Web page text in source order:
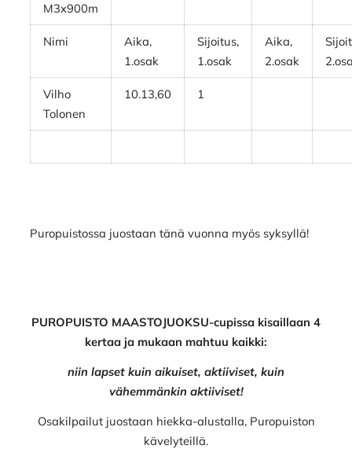
M3x900m
Nimi
Aika,
1.osak
Sijoitus,
1.osak
Aika,
2.osak
Vilho
Tolonen
10.13,60 1
Puropuistossa juostaan tänä vuonna myös syksyllä!
PUROPUISTO MAASTOJUOKSU-cupissa kisaillaan 4
kertaa ja mukaan mahtuu kaikki:
niin lapset kuin aikuiset, aktiiviset, kuin
vähemmänkin aktiiviset!
Osakilpailut juostaan hiekka-alustalla, Puropuiston
kävelyteillä.